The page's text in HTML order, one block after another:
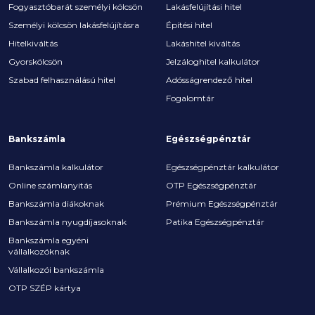
Fogyasztóbarát személyi kölcsön
Személyi kölcsön lakásfelújításra
Hitelkiváltás
Gyorskölcsön
Szabad felhasználású hitel
Lakásfelújítási hitel
Építési hitel
Lakáshitel kiváltás
Jelzáloghitel kalkulátor
Adósságrendező hitel
Fogalomtár
Bankszámla
Bankszámla kalkulátor
Online számlanyitás
Bankszámla diákoknak
Bankszámla nyugdíjasoknak
Bankszámla egyéni
vállalkozóknak
Vállalkozói bankszámla
OTP SZÉP kártya
Egészségpénztár
Egészségpénztár kalkulátor
OTP Egészségpénztár
Prémium Egészségpénztár
Patika Egészségpénztár